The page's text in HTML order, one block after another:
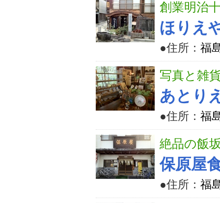
創業明治
ほりえ
●住所： 福
写真と雑
あとり
●住所： 福
絶品の飯
保原屋
●住所： 福